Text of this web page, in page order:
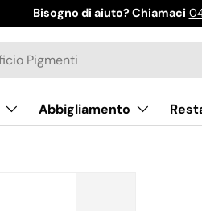
Bisogno di aiuto? Chiamaci
Abbigliamento